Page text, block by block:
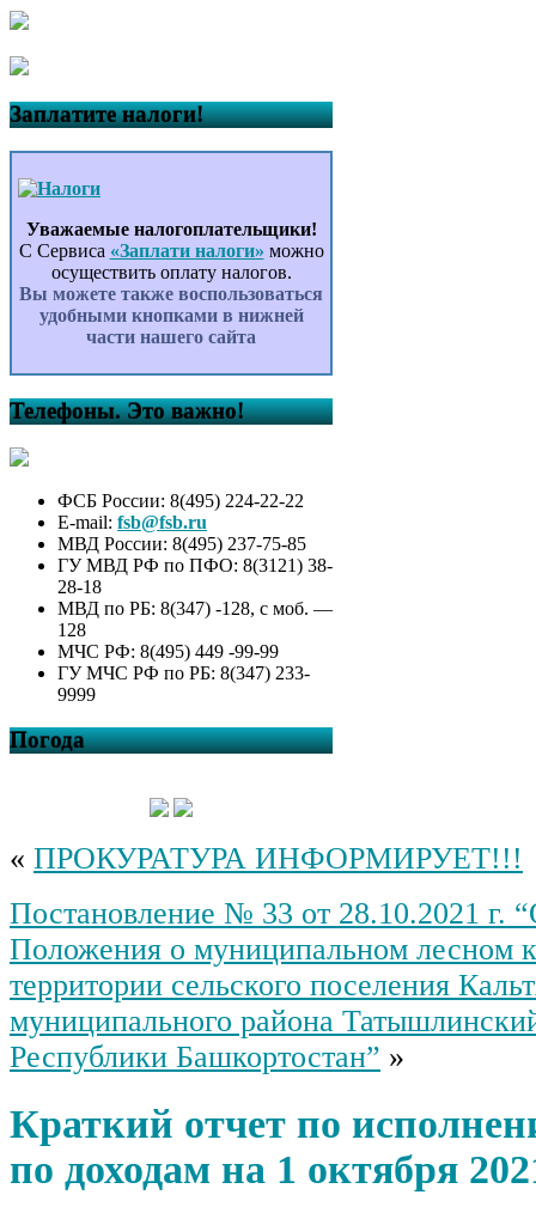
Заплатите налоги!
Уважаемые налогоплательщики!
С Сервиса «Заплати налоги» можно
осуществить оплату налогов.
Вы можете также воспользоваться
удобными кнопками в нижней
части нашего сайта
Телефоны. Это важно!
ФСБ России: 8(495) 224-22-22
E-mail: fsb@fsb.ru
МВД России: 8(495) 237-75-85
ГУ МВД РФ по ПФО: 8(3121) 38-
28-18
МВД по РБ: 8(347) -128, с моб. —
128
МЧС РФ: 8(495) 449 -99-99
ГУ МЧС РФ по РБ: 8(347) 233-
9999
Погода
« ПРОКУРАТУРА ИНФОРМИРУЕТ!!!
Постановление № 33 от 28.10.2021 г.
Положения о муниципальном лесном
территории сельского поселения
муниципального района
Республики Башкортостан” »
Краткий отчет по
по доходам на 1 октября